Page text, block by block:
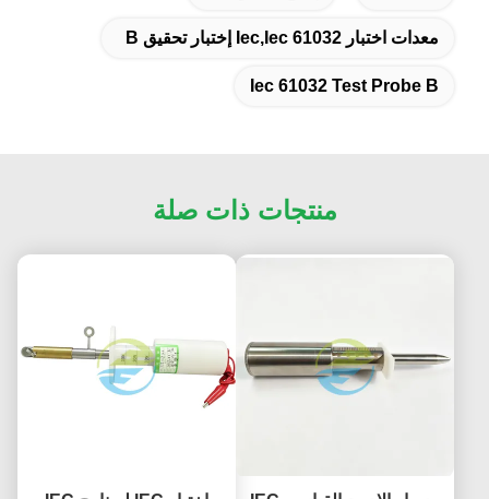
معدات اختبار Iec,iec 61032 إختبار تحقيق B
Iec 61032 Test Probe B
منتجات ذات صلة